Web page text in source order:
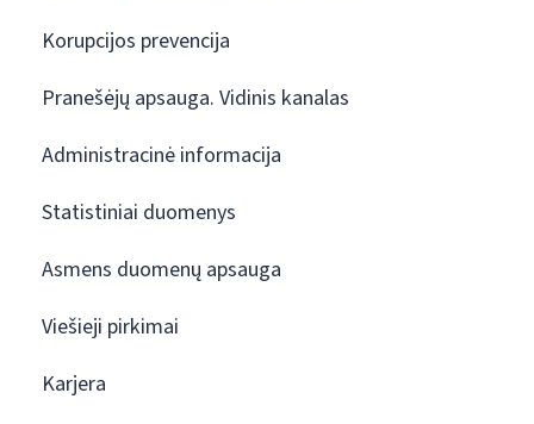
Korupcijos prevencija
Pranešėjų apsauga. Vidinis kanalas
Administracinė informacija
Statistiniai duomenys
Asmens duomenų apsauga
Viešieji pirkimai
Karjera